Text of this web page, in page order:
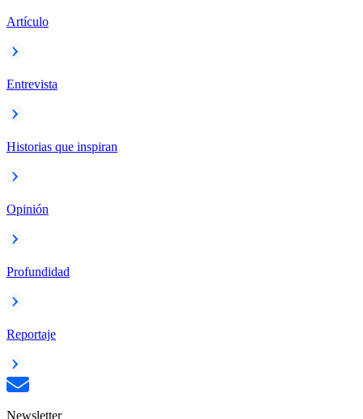
Artículo
Entrevista
Historias que inspiran
Opinión
Profundidad
Reportaje
Newsletter